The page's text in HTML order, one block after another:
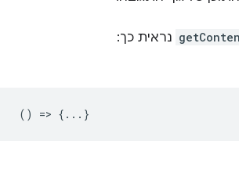
נראית כך:
() => {...}